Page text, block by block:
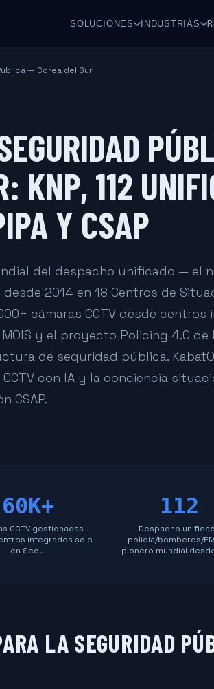
SOLUCIONES INDUSTRIAS
— Corea del Sur
KNP, 112
Y CSAP
del despacho unificado — el
2014 en 18 Centros de
cámaras CCTV desde centros
y el proyecto Policing 4.0 de
de seguridad pública.
con IA y la conciencia
CSAP.
60K+
CCTV gestionadas
integrados solo
en Seoul
112
Despacho
policía/bomberos/
pionero mundial
LA SEGURIDAD